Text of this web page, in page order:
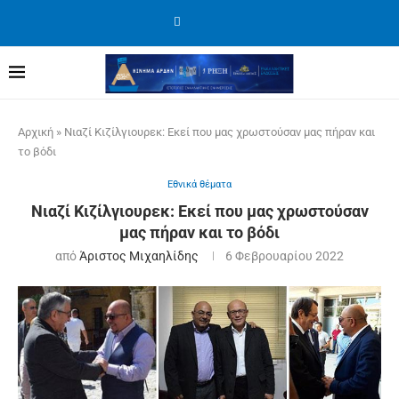
Αρχική » Νιαζί Κιζίλγιουρεκ: Εκεί που μας χρωστούσαν μας πήραν και
το βόδι
Εθνικά θέματα
Νιαζί Κιζίλγιουρεκ: Εκεί που μας χρωστούσαν
μας πήραν και το βόδι
απόΆριστος Μιχαηλίδης 6 Φεβρουαρίου 2022